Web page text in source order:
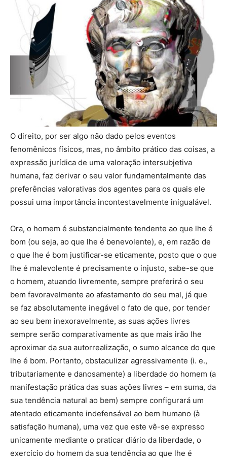
O direito, por ser algo não dado pelos eventos
fenomênicos físicos, mas, no âmbito prático das coisas, a
expressão jurídica de uma valoração intersubjetiva
humana, faz derivar o seu valor fundamentalmente das
preferências valorativas dos agentes para os quais ele
possui uma importância incontestavelmente inigualável.
Ora, o homem é substancialmente tendente ao que lhe é
bom (ou seja, ao que lhe é benevolente), e, em razão de
o que lhe é bom justificar-se eticamente, posto que o que
lhe é malevolente é precisamente o injusto, sabe-se que
o homem, atuando livremente, sempre preferirá o seu
bem favoravelmente ao afastamento do seu mal, já que
se faz absolutamente inegável o fato de que, por tender
ao seu bem inexoravelmente, as suas ações livres
sempre serão comparativamente as que mais irão lhe
aproximar da sua autorrealização, o sumo alcance do que
lhe é bom. Portanto, obstaculizar agressivamente (i. e.,
tributariamente e danosamente) a liberdade do homem (a
manifestação prática das suas ações livres – em suma, da
sua tendência natural ao bem) sempre configurará um
atentado eticamente indefensável ao bem humano (à
satisfação humana), uma vez que este vê-se expresso
unicamente mediante o praticar diário da liberdade, o
exercício do homem da sua tendência ao que lhe é